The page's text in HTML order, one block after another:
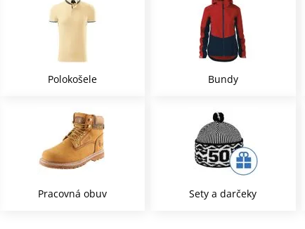
Polokošele Bundy
Pracovná obuv Sety a darčeky